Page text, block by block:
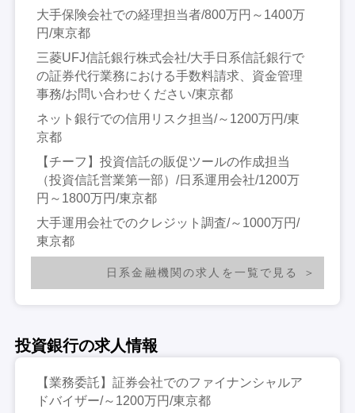
大手保険会社での経理担当者/800万円～1400万
円/東京都
三菱UFJ信託銀行株式会社/大手日系信託銀行で
の証券代行業務における手数料請求、資金管理
事務/お問い合わせください/東京都
ネット銀行での信用リスク担当/～1200万円/東
京都
【チーフ】投資信託の販促ツールの作成担当
（投資信託営業第一部）/日系運用会社/1200万
円～1800万円/東京都
大手運用会社でのクレジット調査/～1000万円/
東京都
日系金融機関の求人を一覧で見る
投資銀行の求人情報
【業務委託】証券会社でのファイナンシャルア
ドバイザー/～1200万円/東京都